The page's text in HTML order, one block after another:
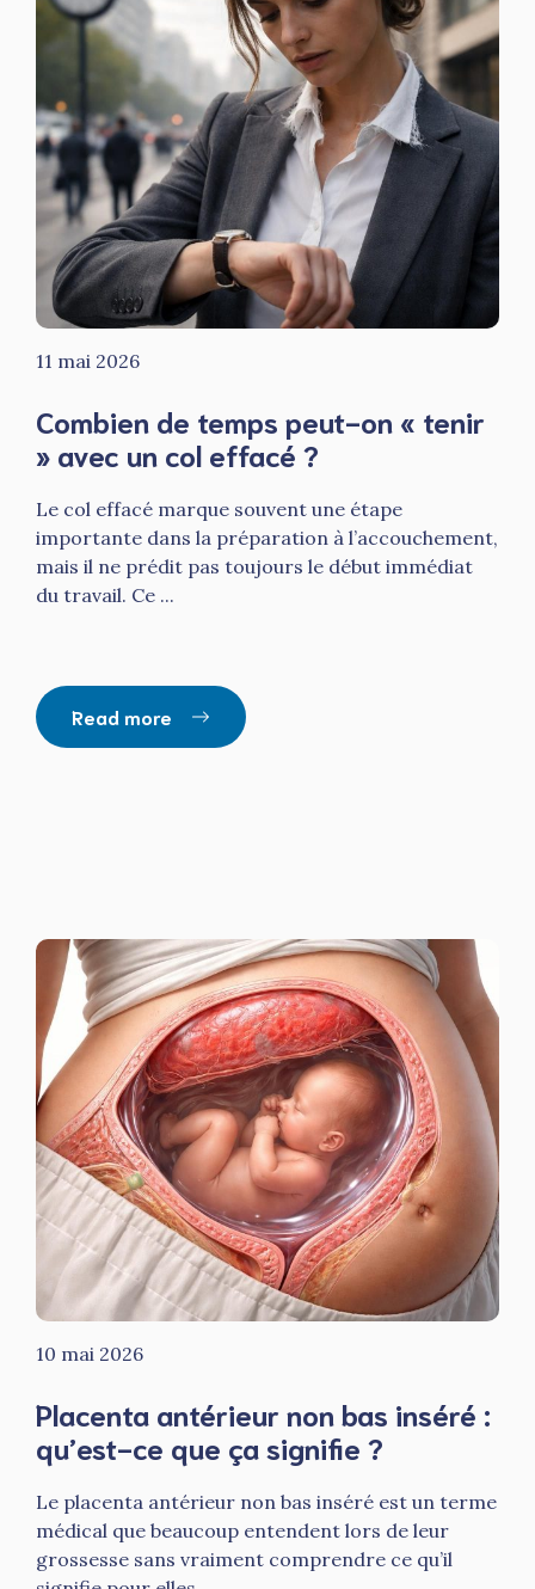
11 mai 2026
Combien de temps peut-on « tenir
» avec un col effacé ?
Le col effacé marque souvent une étape
importante dans la préparation à l’accouchement,
mais il ne prédit pas toujours le début immédiat
du travail. Ce ...
Read more
10 mai 2026
Placenta antérieur non bas inséré :
qu’est-ce que ça signifie ?
Le placenta antérieur non bas inséré est un terme
médical que beaucoup entendent lors de leur
grossesse sans vraiment comprendre ce qu’il